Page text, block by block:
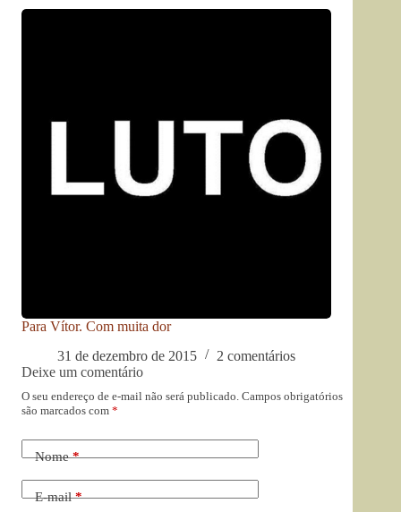
Para Vítor. Com muita dor
31 de dezembro de 2015
2 comentários
Deixe um comentário
O seu endereço de e-mail não será publicado. Campos obrigatórios
são marcados com *
Nome*
E-mail*